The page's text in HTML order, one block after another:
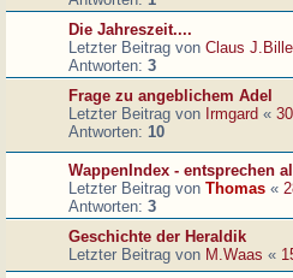
Die Jahreszeit....
Letzter Beitrag von Claus
Antworten: 3
Frage zu angeblichem Adel
Letzter Beitrag von Irmgard «
Antworten: 10
WappenIndex - entsprechen
Letzter Beitrag von Thomas «
Antworten: 3
Geschichte der Heraldik
Letzter Beitrag von M.Waas «